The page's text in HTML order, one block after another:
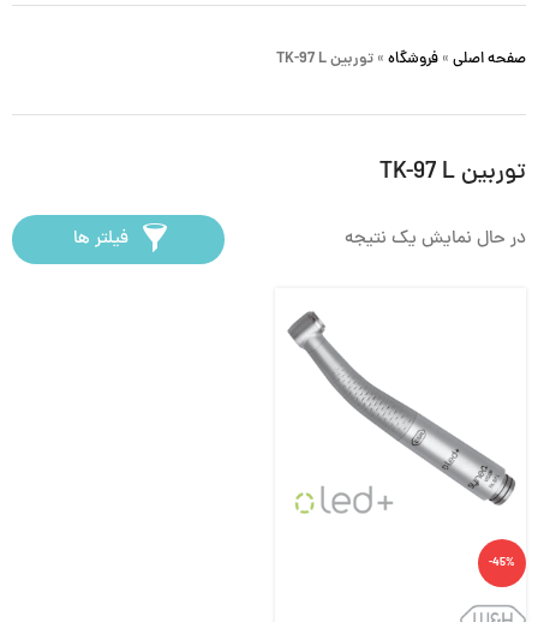
صفحه اصلی » فروشگاه » توربین TK-97 L
توربین TK-97 L
در حال نمایش یک نتیجه فیلتر ها
-45%